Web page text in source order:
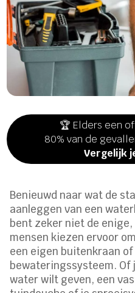
🏆 Elders een
80% van de
Vergelijk
Benieuwd naar wat de
aanleggen van een
bent zeker niet de
mensen kiezen ervoor
een eigen buitenkraan
bewateringssysteem. Of
water wilt geven, een